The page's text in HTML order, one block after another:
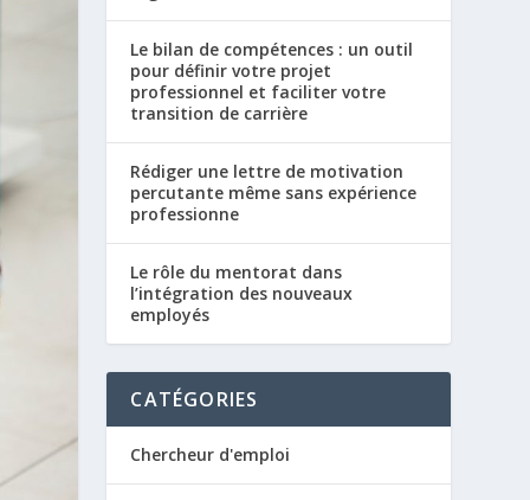
Le bilan de compétences : un outil
pour définir votre projet
professionnel et faciliter votre
transition de carrière
Rédiger une lettre de motivation
percutante même sans expérience
professionne
Le rôle du mentorat dans
l’intégration des nouveaux
employés
CATÉGORIES
Chercheur d'emploi